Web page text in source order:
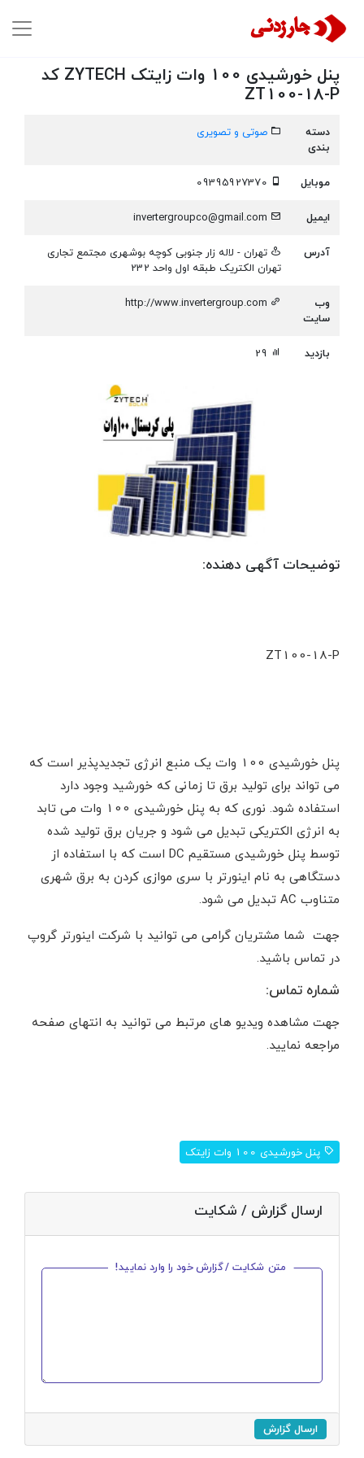
پنل خورشیدی 100 وات زایتک ZYTECH کد
ZT100-18-P
دسته
بندی
صوتی و تصویری
موبایل
ایمیل
invertergroupco@gmail.com
آدرس
تهران - لاله زار جنوبی کوچه بوشهری مجتمع تجاری
تهران الکتریک طبقه اول واحد 232
وب
سایت
http://www.invertergroup.com
بازدید
توضیحات آگهی دهنده:
ZT100-18-P
پنل خورشیدی 100 وات یک منبع انرژی تجدیدپذیر است که
می تواند برای تولید برق تا زمانی که خورشید وجود دارد
استفاده شود. نوری که به پنل خورشیدی 100 وات می تابد
به انرژی الکتریکی تبدیل می شود و جریان برق تولید شده
توسط پنل خورشیدی مستقیم DC است که با استفاده از
دستگاهی به نام اینورتر با سری موازی کردن به برق شهری
متناوب AC تبدیل می شود.
جهتشما مشتریان گرامی می توانید با شرکت اینورتر گروپ
در تماس باشید.
شماره تماس:
جهت مشاهده ویدیو های مرتبط می توانید به انتهای صفحه
مراجعه نمایید.
پنل خورشیدی 100 وات زایتک
ارسال گزارش / شکایت
متن شکایت / گزارش خود را وارد نمایید!
ارسال گزارش